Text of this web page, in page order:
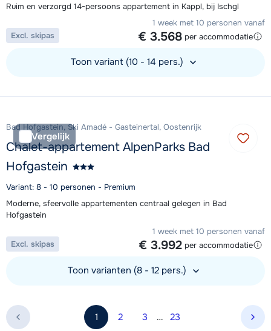
Ruim en verzorgd 14-persoons appartement in Kappl, bij Ischgl
1 week met 10 personen vanaf
€ 3.568 per accommodatie
Excl. skipas
Toon variant (10 - 14 pers.)
Vergelijk
Bad Hofgastein, Ski Amadé - Gasteinertal, Oostenrijk
Chalet-appartement AlpenParks Bad
Hofgastein
Variant: 8 - 10 personen - Premium
Moderne, sfeervolle appartementen centraal gelegen in Bad
Hofgastein
1 week met 10 personen vanaf
€ 3.992 per accommodatie
Excl. skipas
Toon varianten (8 - 12 pers.)
1 2 3 … 23